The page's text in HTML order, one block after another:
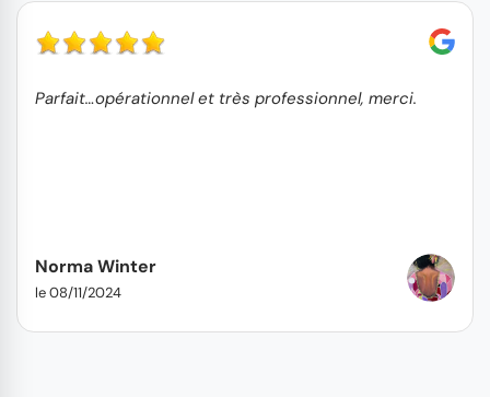
Parfait…opérationnel et très professionnel, merci.
Norma Winter
le 08/11/2024